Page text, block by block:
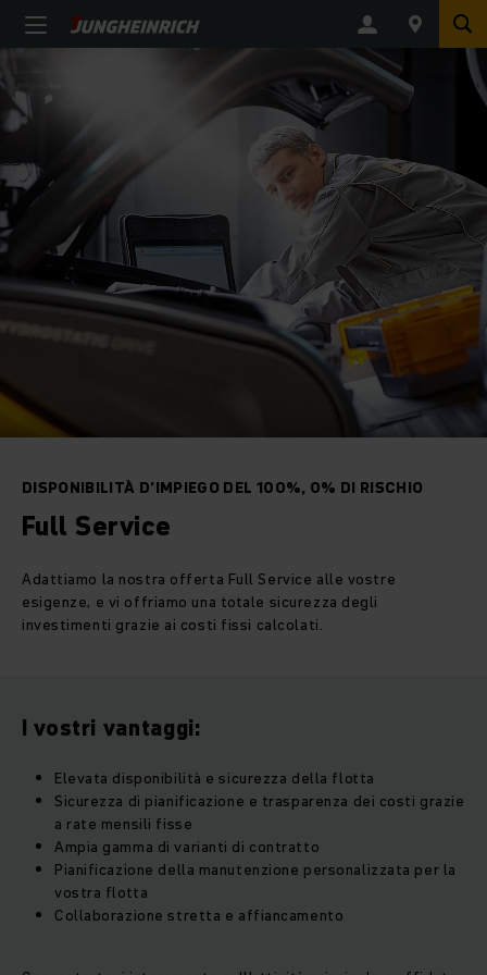
DISPONIBILITÀ D’IMPIEGO DEL 100%, 0% DI RISCHIO
Full Service
Adattiamo la nostra offerta Full Service alle vostre
esigenze, e vi offriamo una totale sicurezza degli
investimenti grazie ai costi fissi calcolati.
I vostri vantaggi:
Elevata disponibilità e sicurezza della flotta
Sicurezza di pianificazione e trasparenza dei costi grazie
a rate mensili fisse
Ampia gamma di varianti di contratto
Pianificazione della manutenzione personalizzata per la
vostra flotta
Collaborazione stretta e affiancamento